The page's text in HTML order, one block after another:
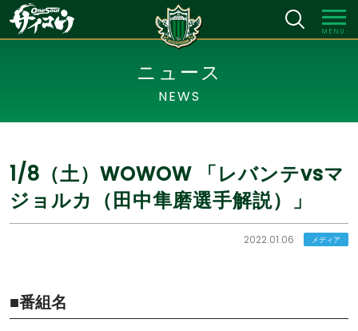
MENU
ニュース
NEWS
1/8（土）WOWOW 「レバンテvsマ
ジョルカ（田中隼磨選手解説）」
2022.01.06 メディア
■番組名